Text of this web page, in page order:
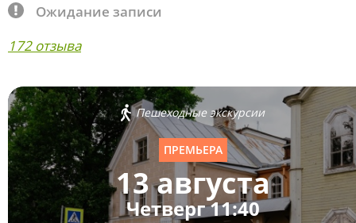
Ожидание записи
172 отзыва
Пешеходные экскурсии
ПРЕМЬЕРА
13 августа
Четверг 11:40